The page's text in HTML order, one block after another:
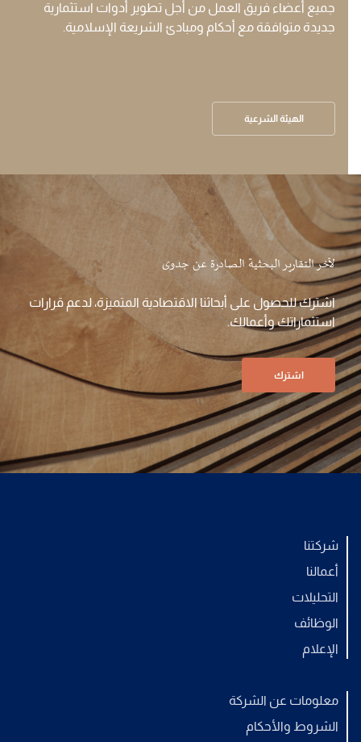
جميع أعضاء فريق العمل من أجل تطوير أدوات استثمارية
جديدة متوافقة مع أحكام ومبادئ الشريعة الإسلامية.
الهيئة الشرعية
لآخر التقارير البحثية الصادرة عن جدوى
اشترك للحصول على أبحاثنا الاقتصادية المتميزة، لدعم قرارات
استثماراتك وأعمالك.
اشترك
شركتنا
أعمالنا
التحليلات
الوظائف
الإعلام
معلومات عن الشركة
الشروط والأحكام